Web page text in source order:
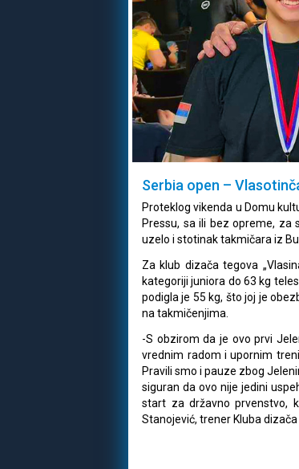
Serbia open –
Proteklog vikenda u Domu
Pressu, sa ili bez opreme, za
uzelo i stotinak takmičara iz
Za klub dizača tegova
kategoriji juniora do 63 kg
podigla je 55 kg, što joj je
na takmičenjima.
-S obzirom da je ovo prvi
vrednim radom i upornim
Pravili smo i pauze zbog
siguran da ovo nije jedini
start za državno prvenstvo,
Stanojević, trener Kluba dizača